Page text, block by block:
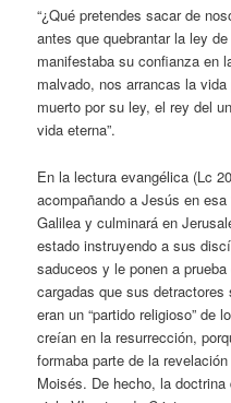
“¿Qué pretendes sacar de
antes que quebrantar la ley
manifestaba su confianza en
malvado, nos arrancas la
muerto por su ley, el rey del
vida eterna”.
En la lectura evangélica (Lc
acompañando a Jesús en
Galilea y culminará en
estado instruyendo a sus
saduceos y le ponen a
cargadas que sus
eran un “partido religioso” de
creían en la resurrección,
formaba parte de la
Moisés. De hecho, la